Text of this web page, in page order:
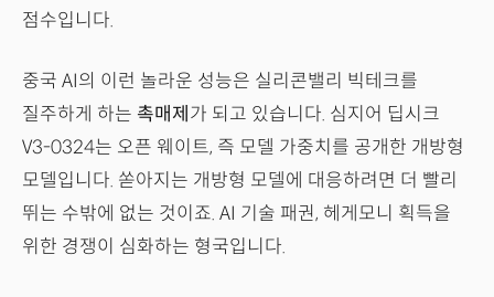
점수입니다.
중국 AI의 이런 놀라운 성능은 실리콘밸리 빅테크를
질주하게 하는 촉매제 가 되고 있습니다. 심지어 딥시크
V3-0324는 오픈 웨이트, 즉 모델 가중치를 공개한 개방형
모델입니다. 쏟아지는 개방형 모델에 대응하려면 더 빨리
뛰는 수밖에 없는 것이죠. AI 기술 패권, 헤게모니 획득을
위한 경쟁이 심화하는 형국입니다.